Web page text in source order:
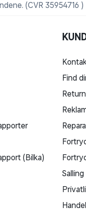
(CVR 35954716 )
(Bilka)
Find